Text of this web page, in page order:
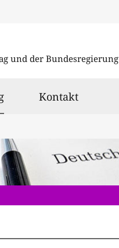
und der Bundesregierung
ausgewählt
Kontakt